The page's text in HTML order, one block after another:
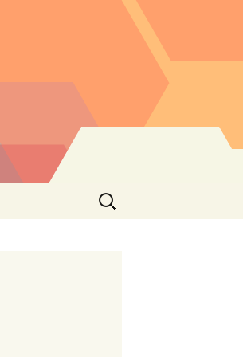
Buscar: